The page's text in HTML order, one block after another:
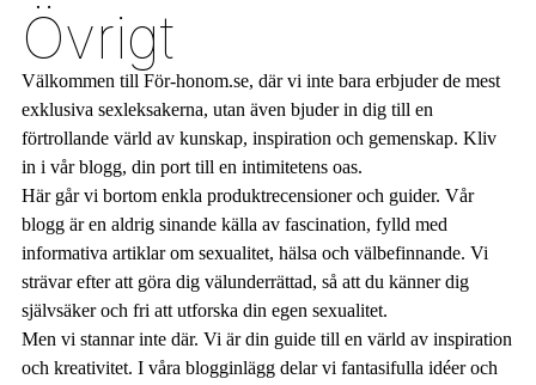
Övrigt
Välkommen till För-honom.se, där vi inte bara erbjuder de mest
exklusiva sexleksakerna, utan även bjuder in dig till en
förtrollande värld av kunskap, inspiration och gemenskap. Kliv
in i vår blogg, din port till en intimitetens oas.
Här går vi bortom enkla produktrecensioner och guider. Vår
blogg är en aldrig sinande källa av fascination, fylld med
informativa artiklar om sexualitet, hälsa och välbefinnande. Vi
strävar efter att göra dig välunderrättad, så att du känner dig
självsäker och fri att utforska din egen sexualitet.
Men vi stannar inte där. Vi är din guide till en värld av inspiration
och kreativitet. I våra blogginlägg delar vi fantasifulla idéer och